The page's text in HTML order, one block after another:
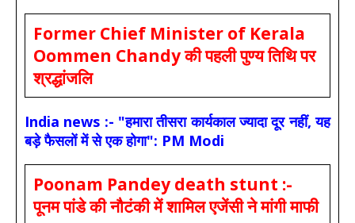
Former Chief Minister of Kerala
Oommen Chandy की पहली पुण्य तिथि पर
श्रद्धांजलि
India news :- "हमारा तीसरा कार्यकाल ज्यादा दूर नहीं, यह
बड़े फैसलों में से एक होगा": PM Modi
Poonam Pandey death stunt :-
पूनम पांडे की नौटंकी में शामिल एजेंसी ने मांगी माफी